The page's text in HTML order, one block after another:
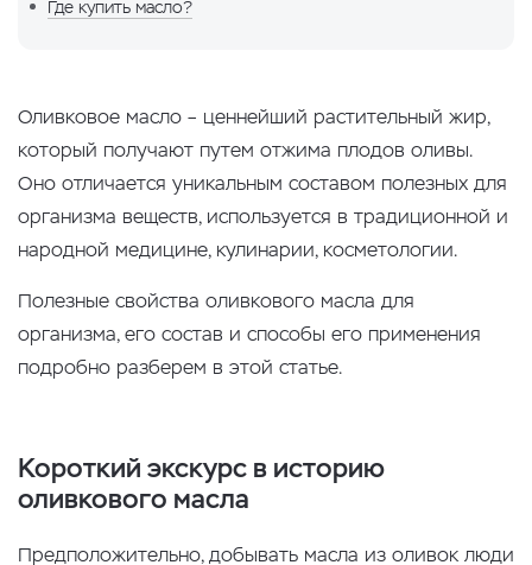
Где купить масло?
Оливковое масло – ценнейший растительный жир,
который получают путем отжима плодов оливы.
Оно отличается уникальным составом полезных для
организма веществ, используется в традиционной и
народной медицине, кулинарии, косметологии.
Полезные свойства оливкового масла для
организма, его состав и способы его применения
подробно разберем в этой статье.
Короткий экскурс в историю
оливкового масла
Предположительно, добывать масла из оливок люди